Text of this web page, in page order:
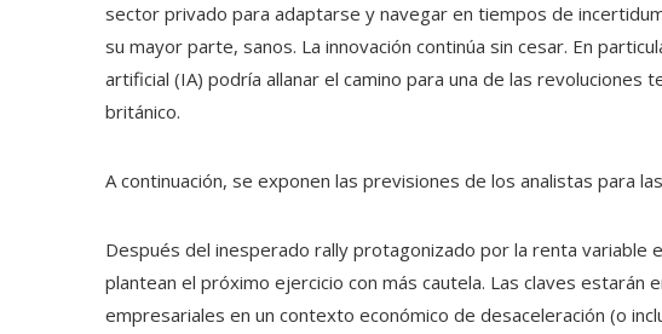
sector privado para adaptarse y navegar en tiempos de
su mayor parte, sanos. La innovación continúa sin cesar. En
artificial (IA) podría allanar el camino para una de las revoluciones
británico.
A continuación, se exponen las previsiones de los analistas para
Después del inesperado rally protagonizado por la renta
plantean el próximo ejercicio con más cautela. Las claves estarán
empresariales en un contexto económico de desaceleración (o